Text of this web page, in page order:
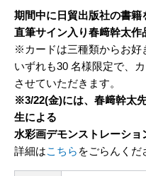
期間中に日貿出版社の書籍
直筆サイン入り春﨑幹太作
※カードは三種類からお好
いずれも30 名様限定で、
させていただきます。
※3/22(金)には、春﨑幹太
生による
水彩画デモンストレーショ
詳細はこちら をごらんくだ